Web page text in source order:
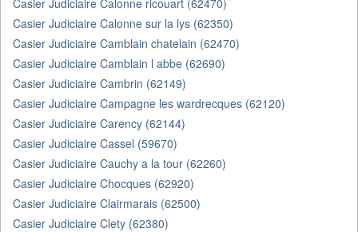
Casier Judiciaire Calonne ricouart (62470)
Casier Judiciaire Calonne sur la lys (62350)
Casier Judiciaire Camblain chatelain (62470)
Casier Judiciaire Camblain l abbe (62690)
Casier Judiciaire Cambrin (62149)
Casier Judiciaire Campagne les wardrecques (62120)
Casier Judiciaire Carency (62144)
Casier Judiciaire Cassel (59670)
Casier Judiciaire Cauchy a la tour (62260)
Casier Judiciaire Chocques (62920)
Casier Judiciaire Clairmarais (62500)
Casier Judiciaire Clety (62380)